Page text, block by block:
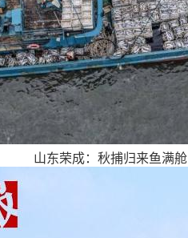
山东荣成：秋捕归来鱼满舱